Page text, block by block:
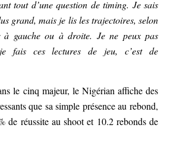
tout d’une question de timing. Je sais
grand, mais je lis les trajectoires, selon
gauche ou à droite. Je ne peux pas
fais ces lectures de jeu, c’est de
le cinq majeur, le Nigérian affiche des
que sa simple présence au rebond,
de réussite au shoot et 10.2 rebonds de